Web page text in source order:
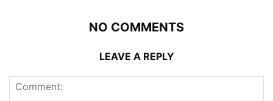
NO COMMENTS
LEAVE A REPLY